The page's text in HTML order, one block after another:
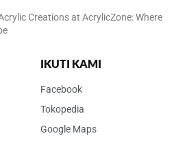
Creations at AcrylicZone: Where
IKUTI KAMI
Facebook
Tokopedia
Google Maps